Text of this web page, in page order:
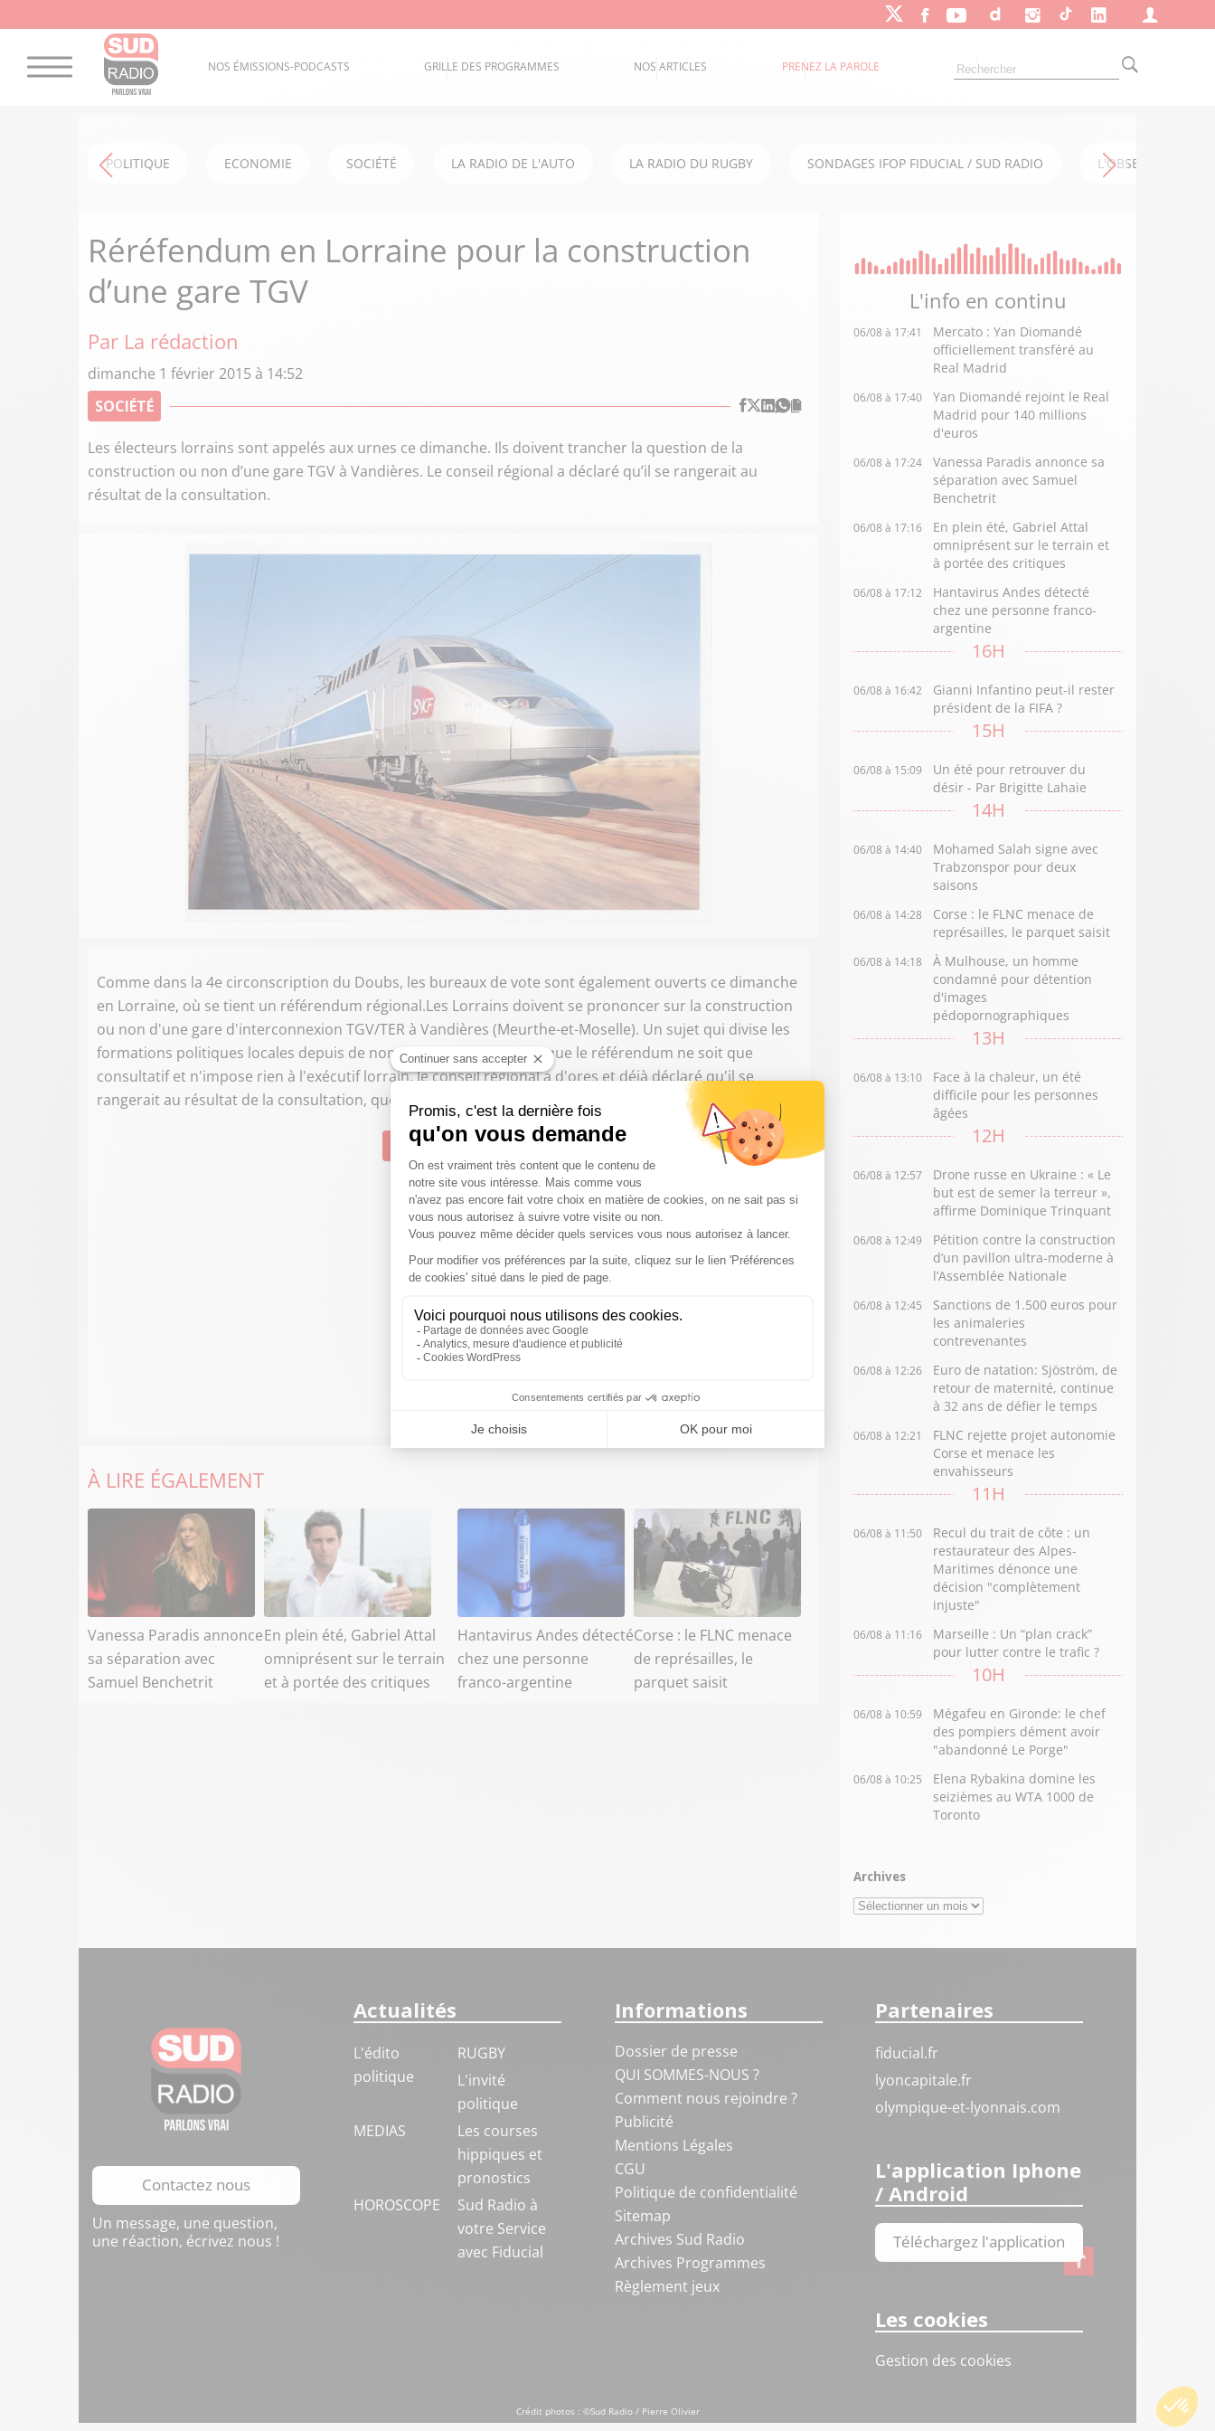
NOS ÉMISSIONS-PODCASTS GRILLE DES PROGRAMMES NOS ARTICLES PRENEZ LA PAROLE
POLITIQUE ECONOMIE SOCIÉTÉ LA RADIO DE L'AUTO LA RADIO DU RUGBY SONDAGES IFOP FIDUCIAL / SUD RADIO L'OBSERVATOIRE
Réréfendum en Lorraine pour la construction
d’une gare TGV
Par La rédaction
dimanche 1 février 2015 à 14:52
SOCIÉTÉ
Les électeurs lorrains sont appelés aux urnes ce dimanche. Ils doivent trancher la question de la
construction ou non d’une gare TGV à Vandières. Le conseil régional a déclaré qu’il se rangerait au
résultat de la consultation.
Comme dans la 4e circonscription du Doubs, les bureaux de vote sont également ouverts ce dimanche
en Lorraine, où se tient un référendum régional.Les Lorrains doivent se prononcer sur la construction
ou non d'une gare d'interconnexion TGV/TER à Vandières (Meurthe-et-Moselle). Un sujet qui divise les
formations politiques locales depuis de nombreuses années.Bien que le référendum ne soit que
consultatif et n'impose rien à l'exécutif lorrain, le conseil régional a d'ores et déjà déclaré qu'il se
rangerait au résultat de la consultation, quel qu'il soit.
Suivre Sud Radio
À LIRE ÉGALEMENT
Vanessa Paradis annonce
sa séparation avec
Samuel Benchetrit
En plein été, Gabriel Attal
omniprésent sur le terrain
et à portée des critiques
Hantavirus Andes détecté
chez une personne
franco-argentine
Corse : le FLNC menace
de représailles, le
parquet saisit
L'info en continu
06/08 à 17:41
Mercato : Yan Diomandé
officiellement transféré au
Real Madrid
06/08 à 17:40
Yan Diomandé rejoint le Real
Madrid pour 140 millions
d'euros
06/08 à 17:24
Vanessa Paradis annonce sa
séparation avec Samuel
Benchetrit
06/08 à 17:16
En plein été, Gabriel Attal
omniprésent sur le terrain et
à portée des critiques
06/08 à 17:12
Hantavirus Andes détecté
chez une personne franco-
argentine
16H
06/08 à 16:42
Gianni Infantino peut-il rester
président de la FIFA ?
15H
06/08 à 15:09
Un été pour retrouver du
désir - Par Brigitte Lahaie
14H
06/08 à 14:40
Mohamed Salah signe avec
Trabzonspor pour deux
saisons
06/08 à 14:28
Corse : le FLNC menace de
représailles, le parquet saisit
06/08 à 14:18
À Mulhouse, un homme
condamné pour détention
d'images
pédopornographiques
13H
06/08 à 13:10
Face à la chaleur, un été
difficile pour les personnes
âgées
12H
06/08 à 12:57
Drone russe en Ukraine : « Le
but est de semer la terreur »,
affirme Dominique Trinquant
06/08 à 12:49
Pétition contre la construction
d’un pavillon ultra-moderne à
l’Assemblée Nationale
06/08 à 12:45
Sanctions de 1.500 euros pour
les animaleries
contrevenantes
06/08 à 12:26
Euro de natation: Sjöström, de
retour de maternité, continue
à 32 ans de défier le temps
06/08 à 12:21
FLNC rejette projet autonomie
Corse et menace les
envahisseurs
11H
06/08 à 11:50
Recul du trait de côte : un
restaurateur des Alpes-
Maritimes dénonce une
décision "complètement
injuste"
06/08 à 11:16
Marseille : Un “plan crack”
pour lutter contre le trafic ?
10H
06/08 à 10:59
Mégafeu en Gironde: le chef
des pompiers dément avoir
"abandonné Le Porge"
06/08 à 10:25
Elena Rybakina domine les
seizièmes au WTA 1000 de
Toronto
Archives
Archives
Contactez nous
Un message, une question,
une réaction, écrivez nous !
Actualités
L'édito
politique
RUGBY
L'invité
politique
MEDIAS
Les courses
hippiques et
pronostics
HOROSCOPE
Sud Radio à
votre Service
avec Fiducial
Informations
Dossier de presse
QUI SOMMES-NOUS ?
Comment nous rejoindre ?
Publicité
Mentions Légales
CGU
Politique de confidentialité
Sitemap
Archives Sud Radio
Archives Programmes
Règlement jeux
Partenaires
fiducial.fr
lyoncapitale.fr
olympique-et-lyonnais.com
L'application Iphone
/ Android
Téléchargez l'application
Les cookies
Gestion des cookies
Crédit photos : ©Sud Radio / Pierre Olivier